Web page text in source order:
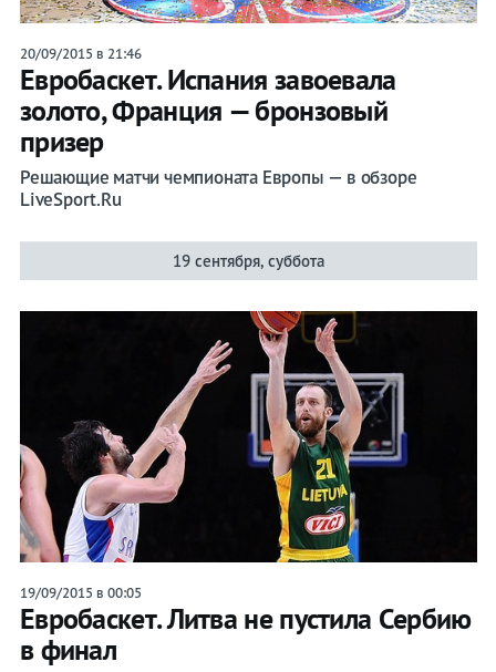
20/09/2015 в 21:46
Евробаскет. Испания завоевала
золото, Франция — бронзовый
призер
Решающие матчи чемпионата Европы — в обзоре
LiveSport.Ru
19 сентября, суббота
19/09/2015 в 00:05
Евробаскет. Литва не пустила Сербию
в финал